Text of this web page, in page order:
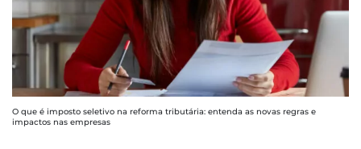
O que é imposto seletivo na reforma tributária: entenda as novas regras e
impactos nas empresas